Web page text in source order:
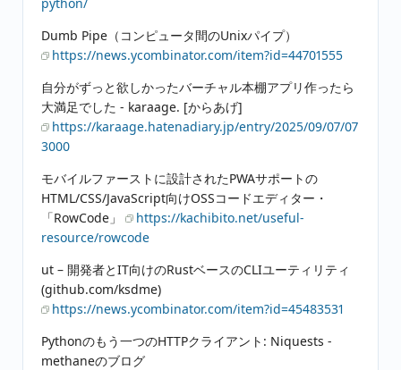
Dumb Pipe（コンピュータ間のUnixパイプ）
https://news.ycombinator.com/item?id=44701555
自分がずっと欲しかったバーチャル本棚アプリ作ったら
大満足でした - karaage. [からあげ]
https://karaage.hatenadiary.jp/entry/2025/09/07/07
3000
モバイルファーストに設計されたPWAサポートの
HTML/CSS/JavaScript向けOSSコードエディター・
「RowCode」
https://kachibito.net/useful-
resource/rowcode
ut – 開発者とIT向けのRustベースのCLIユーティリティ
(github.com/ksdme)
https://news.ycombinator.com/item?id=45483531
Pythonのもう一つのHTTPクライアント: Niquests -
methaneのブログ